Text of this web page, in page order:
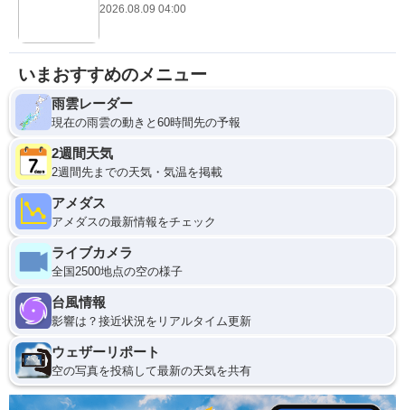
2026.08.09 04:00
いまおすすめのメニュー
雨雲レーダー
現在の雨雲の動きと60時間先の予報
2週間天気
2週間先までの天気・気温を掲載
アメダス
アメダスの最新情報をチェック
ライブカメラ
全国2500地点の空の様子
台風情報
影響は？接近状況をリアルタイム更新
ウェザーリポート
空の写真を投稿して最新の天気を共有